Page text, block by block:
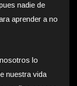
nadie de
aprender a no
lo
nuestra vida